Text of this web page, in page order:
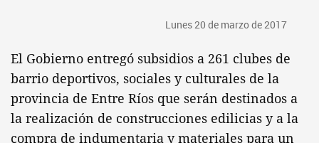
Lunes 20 de marzo de 2017
El Gobierno entregó subsidios a 261 clubes de
barrio deportivos, sociales y culturales de la
provincia de Entre Ríos que serán destinados a
la realización de construcciones edilicias y a la
compra de indumentaria y materiales para un